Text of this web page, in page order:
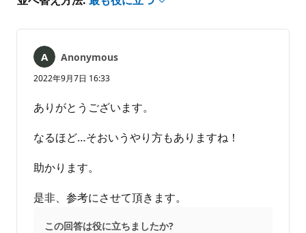
ま
んAnonymous
2022年9月7日 16:33
ありがとうございます。
なるほど…そおいうやり方もありますね！
助かります。
是非、参考にさせて頂きます。
この回答は役に立ちましたか?